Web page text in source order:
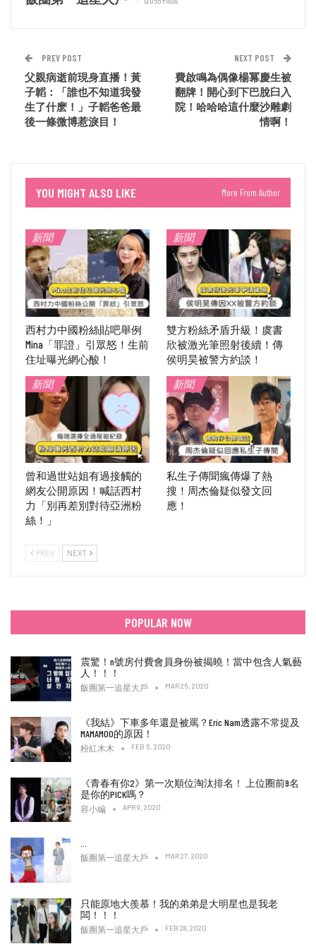
PREV POST
父親病逝前現身直播！黃
子韜：「誰也不知道我發
生了什麽！」子韜爸爸最
後一條微博惹淚目！
NEXT POST
費啟鳴為偶像楊冪慶生被
翻牌！開心到下巴脫臼入
院！哈哈哈這什麼沙雕劇
情啊！
YOU MIGHT ALSO LIKE More From Author
新聞
西村力中國粉絲貼吧舉例
Mina「罪證」引眾怒！生前
住址曝光網心酸！
新聞
雙方粉絲矛盾升級！虞書
欣被激光筆照射後續！傳
侯明昊被警方約談！
新聞
曾和過世站姐有過接觸的
網友公開原因！喊話西村
力「別再差別對待亞洲粉
絲！」
新聞
私生子傳聞瘋傳爆了熱
搜！周杰倫疑似發文回
應！
PREV NEXT
POPULAR NOW
震驚！n號房付費會員身份被揭曉！當中包含人氣藝
人！！！
飯圈第一追星大戶 MAR 25, 2020
《我結》下車多年還是被罵？Eric Nam透露不常提及
MAMAMOO的原因！
粉紅木木 FEB 5, 2020
《青春有你2》第一次順位淘汰排名！ 上位圈前9名
是你的PICK嗎？
容小編 APR 9, 2020
飯圈第一追星大戶 MAR 27, 2020
只能原地大羨慕！我的弟弟是大明星也是我老
闆！！！
飯圈第一追星大戶 FEB 28, 2020